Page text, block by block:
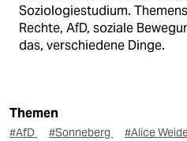
Soziologiestudium.
Rechte, AfD, soziale
das, verschiedene Dinge.
Themen
#AfD #Sonneberg #Alice